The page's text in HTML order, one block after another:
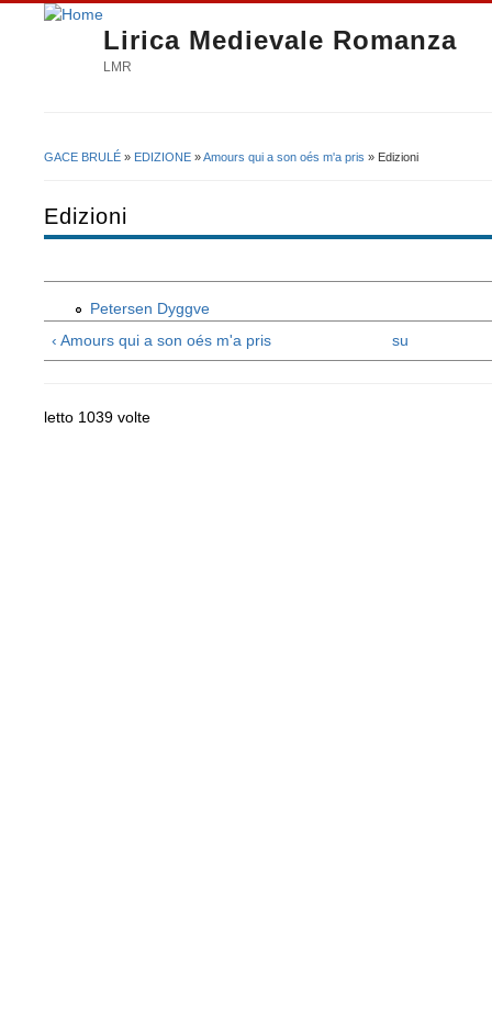
Lirica Medievale Romanza
LMR
GACE BRULÉ » EDIZIONE »Amours qui a son oés m'a pris » Edizioni
Edizioni
Petersen Dyggve
‹ Amours qui a son oés m'a pris
su
letto 1039 volte